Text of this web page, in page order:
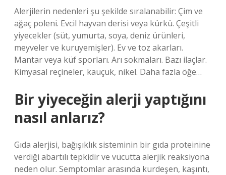
Alerjilerin nedenleri şu şekilde sıralanabilir: Çim ve
ağaç poleni. Evcil hayvan derisi veya kürkü. Çeşitli
yiyecekler (süt, yumurta, soya, deniz ürünleri,
meyveler ve kuruyemişler). Ev ve toz akarları.
Mantar veya küf sporları. Arı sokmaları. Bazı ilaçlar.
Kimyasal reçineler, kauçuk, nikel. Daha fazla öğe…
Bir yiyeceğin alerji yaptığını
nasıl anlarız?
Gıda alerjisi, bağışıklık sisteminin bir gıda proteinine
verdiği abartılı tepkidir ve vücutta alerjik reaksiyona
neden olur. Semptomlar arasında kurdeşen, kaşıntı,